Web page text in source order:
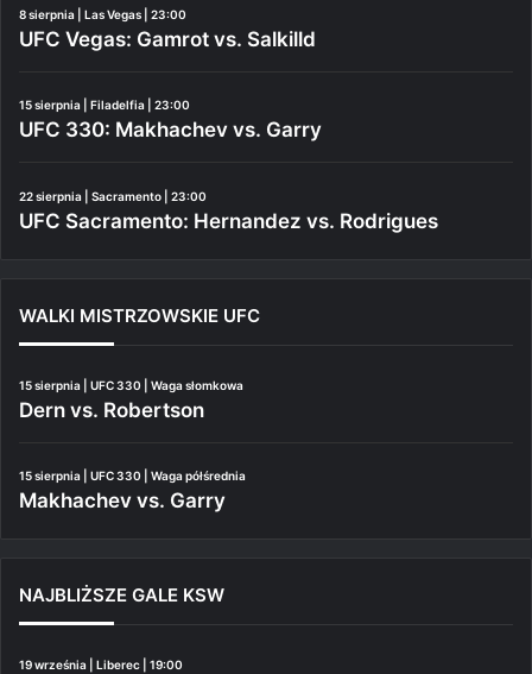
8 sierpnia | Las Vegas | 23:00
UFC Vegas: Gamrot vs. Salkilld
15 sierpnia | Filadelfia | 23:00
UFC 330: Makhachev vs. Garry
22 sierpnia | Sacramento | 23:00
UFC Sacramento: Hernandez vs. Rodrigues
WALKI MISTRZOWSKIE UFC
15 sierpnia | UFC 330 | Waga słomkowa
Dern vs. Robertson
15 sierpnia | UFC 330 | Waga półśrednia
Makhachev vs. Garry
NAJBLIŻSZE GALE KSW
19 września | Liberec | 19:00